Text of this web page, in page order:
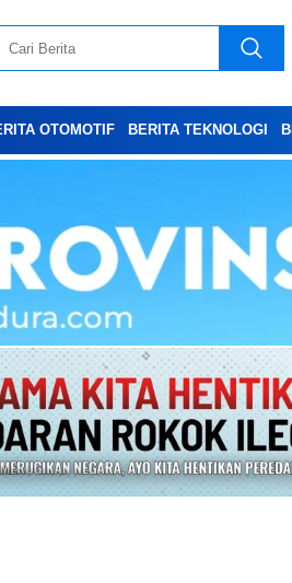
OTOMOTIF BERITA TEKNOLOGI